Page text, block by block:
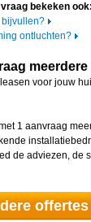
bekeken ook:
bijvullen?
ontluchten?
voor jouw
1 aanvraag
de adviezen, de
offertes